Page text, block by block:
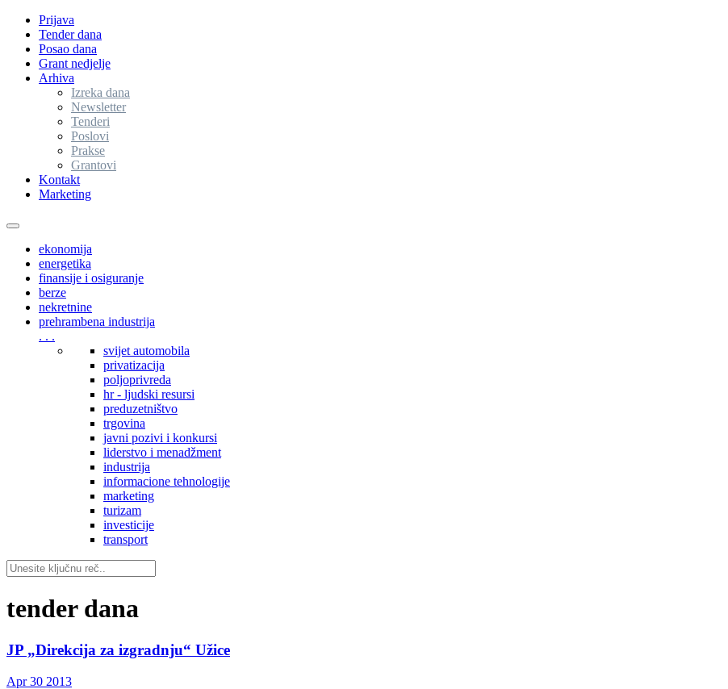
Prijava
Tender dana
Posao dana
Grant nedjelje
Arhiva
Izreka dana
Newsletter
Tenderi
Poslovi
Prakse
Grantovi
Kontakt
Marketing
Toggle
navigationekonomija
energetika
finansije i osiguranje
berze
nekretnine
prehrambena industrija
. . .
svijet automobila
privatizacija
poljoprivreda
hr - ljudski resursi
preduzetništvo
trgovina
javni pozivi i konkursi
liderstvo i menadžment
industrija
informacione tehnologije
marketing
turizam
investicije
transport
tender dana
JP „Direkcija za izgradnju“ Užice
Apr 30 2013